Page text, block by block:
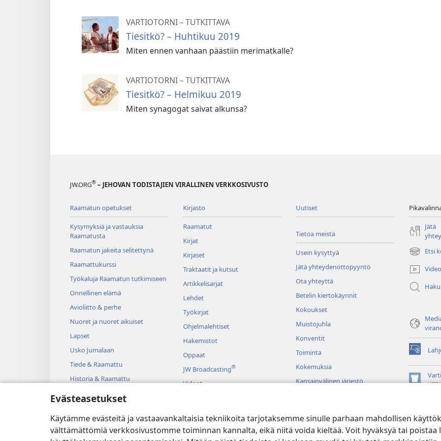
Evästeasetukset
Käytämme evästeitä ja vastaavankaltaisia tekniikoita tarjotaksemme sinulle parhaan mahdollisen
välttämättömiä verkkosivustomme toiminnan kannalta, eikä niitä voida kieltää. Voit hyväksyä tai poistaa
VARTIOTORNI – TUTKITTAVA
Tiesitkö? – Huhtikuu 2019
Miten ennen vanhaan päästiin merimatkalle?
VARTIOTORNI – TUTKITTAVA
Tiesitkö? – Helmikuu 2019
Miten synagogat saivat alkunsa?
JW.ORG® – JEHOVAN TODISTAJIEN VIRALLINEN VERKKOSIVUSTO
Raamatun opetukset
Kysymyksiä ja vastauksia
Raamatusta
Raamatun jakeita selitettynä
Raamattukurssi
Työkaluja Raamatun tutkimiseen
Onnellinen elämä
Avioliitto & perhe
Nuoret ja nuoret aikuiset
Lapset
Usko Jumalaan
Tiede & Raamattu
Historia & Raamattu
Kirjasto
Raamatut
Kirjat
Kirjaset
Traktaatit ja kutsut
Artikkelisarjat
Lehdet
Työkirjat
Ohjelmalehtiset
Hakemistot
Oppaat
JW Broadcasting®
Videot
Dramatisoitu raamatunluku
Uutiset
Tietoa meistä
Usein kysyttyä
Jätä yhteydenottopyyntö
Ota yhteyttä
Betelin kiertokäynnit
Kokoukset
Muistojuhla
Konventit
Toiminta
Kokemuksia
Kansainvälinen järjestö
Jätä
Etsi
(avaa
uuden
ikkunan)
Haku
(avaa
uuden
ikkunan)
(avaa